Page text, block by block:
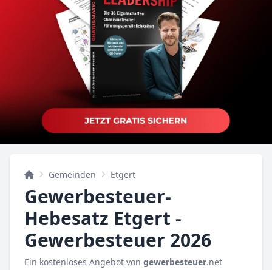
Gemeinden Etgert
Gewerbesteuer-
Hebesatz Etgert -
Gewerbesteuer 2026
Ein kostenloses Angebot von gewerbesteuer.net